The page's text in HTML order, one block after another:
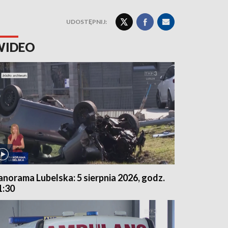
UDOSTĘPNIJ:
Lubelska: 5 sierpnia 2026, godz.